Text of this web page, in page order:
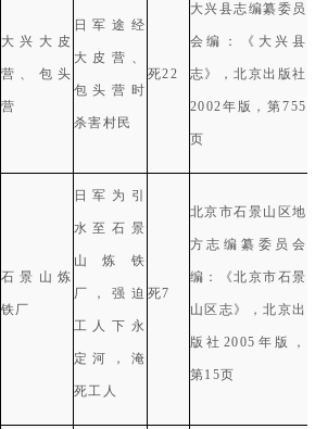
大兴大皮
营、包头
营
日军途经
大皮营、
包头营时
杀害村民
死22
大兴县志编纂委员
会编：《大兴县
志》，北京出版社
2002年版，第755
页
石景山炼
铁厂
日军为引
水至石景
山炼铁
厂，强迫
工人下永
定河，淹
死工人
死7
北京市石景山区地
方志编纂委员会
编：《北京市石景
山区志》，北京出
版社 2005 年版，
第15页